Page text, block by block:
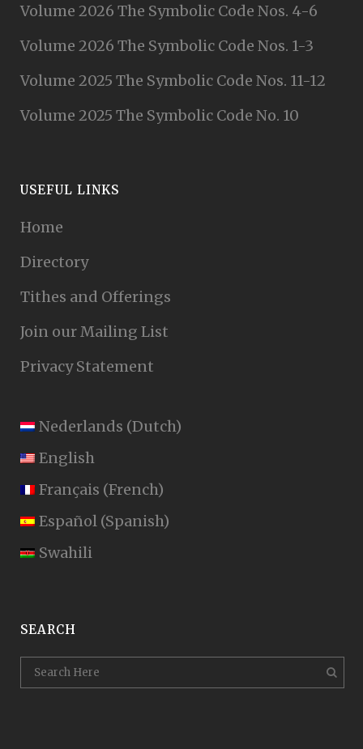
Volume 2026 The Symbolic Code Nos. 4-6
Volume 2026 The Symbolic Code Nos. 1-3
Volume 2025 The Symbolic Code Nos. 11-12
Volume 2025 The Symbolic Code No. 10
USEFUL LINKS
Home
Directory
Tithes and Offerings
Join our Mailing List
Privacy Statement
Nederlands (Dutch)
English
Français (French)
Español (Spanish)
Swahili
SEARCH